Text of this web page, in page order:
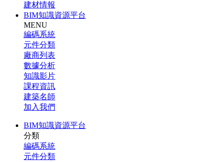
建材情報
BIM知識資源平台
MENU
編碼系統
元件分類
廠商列表
數據分析
知識影片
課程資訊
建築名師
加入我們
BIM知識資源平台
分類
編碼系統
元件分類